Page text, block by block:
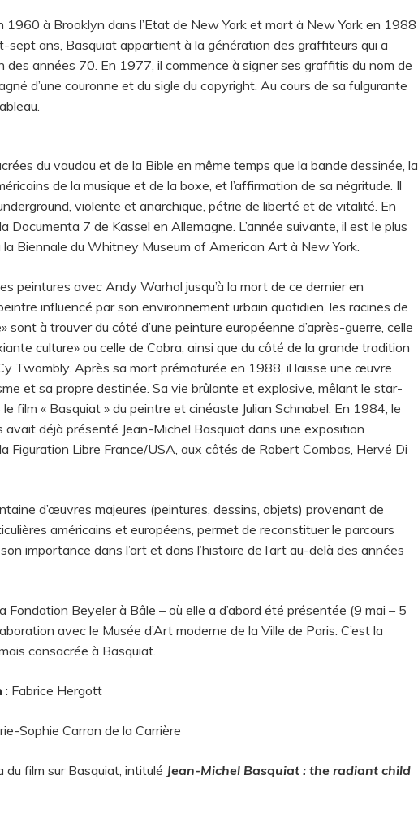
1960 à Brooklyn dans l’Etat de New York et mort à New York en 1988
sept ans, Basquiat appartient à la génération des graffiteurs qui a
des années 70. En 1977, il commence à signer ses graffitis du nom de
d’une couronne et du sigle du copyright. Au cours de sa fulgurante
du vaudou et de la Bible en même temps que la bande dessinée, la
de la musique et de la boxe, et l’affirmation de sa négritude. Il
violente et anarchique, pétrie de liberté et de vitalité. En
7 de Kassel en Allemagne. L’année suivante, il est le plus
Biennale du Whitney Museum of American Art à New York.
peintures avec Andy Warhol jusqu’à la mort de ce dernier en
influencé par son environnement urbain quotidien, les racines de
à trouver du côté d’une peinture européenne d’après-guerre, celle
culture» ou celle de Cobra, ainsi que du côté de la grande tradition
Twombly. Après sa mort prématurée en 1988, il laisse une œuvre
et sa propre destinée. Sa vie brûlante et explosive, mêlant le star-
film « Basquiat » du peintre et cinéaste Julian Schnabel. En 1984, le
avait déjà présenté Jean-Michel Basquiat dans une exposition
Figuration Libre France/USA, aux côtés de Robert Combas, Hervé Di
d’œuvres majeures (peintures, dessins, objets) provenant de
américains et européens, permet de reconstituer le parcours
importance dans l’art et dans l’histoire de l’art au-delà des années
Fondation Beyeler à Bâle – où elle a d’abord été présentée (9 mai – 5
avec le Musée d’Art moderne de la Ville de Paris. C’est la
consacrée à Basquiat.
: Fabrice Hergott
Sophie Carron de la Carrière
film sur Basquiat, intitulé Jean-Michel Basquiat : the radiant child